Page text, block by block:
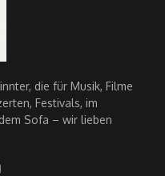
die für Musik, Filme
Festivals, im
Sofa – wir lieben